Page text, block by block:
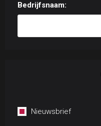
Bedrijfsnaam:
Nieuwsbrief